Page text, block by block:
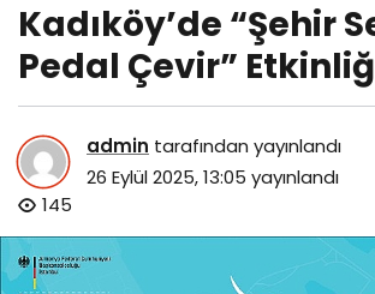
Kadıköy’de “Şehir
Pedal Çevir”
admin tarafından yayınlandı
26 Eylül 2025, 13:05 yayınlandı
145